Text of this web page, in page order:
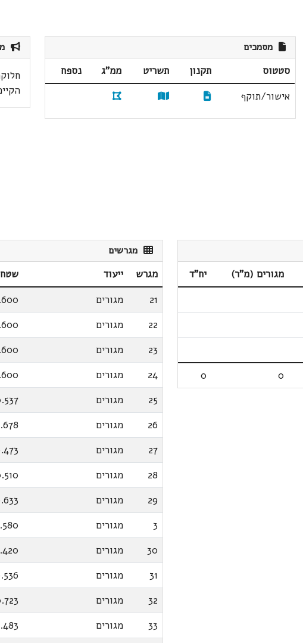
מסמכים
סטטוס תקנון תשריט ממ"ג
נספח
אישור/תוקף
מגורים (מ"ר)
יח"ד
0
0
מגרשים
מגרש ייעוד
21
מגורים
22
מגורים
23
מגורים
24
מגורים
25
מגורים
26
מגורים
27
מגורים
28
מגורים
29
מגורים
3
מגורים
30
מגורים
31
מגורים
32
מגורים
33
מגורים